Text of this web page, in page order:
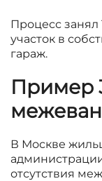
Процесс занял
участок в
гараж.
Пример
В Москве
отсутствия